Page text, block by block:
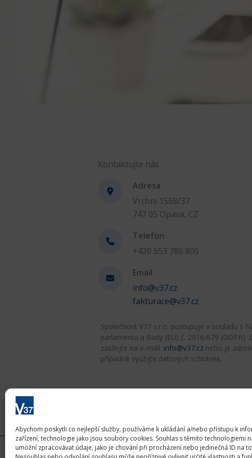
Abychom poskytli co nejlepší služby, používáme k ukládání a/nebo přístupu k
zařízení, technologie jako jsou soubory cookies. Souhlas s těmito technologiemi
umožní zpracovávat údaje, jako je chování při procházení nebo jedinečná ID na
Kontaktujte nás
Adresa
Vrchní 1568/37
747 05 Opava, CZ
Telefon
+420 553 786 800
Email
info@v37.cz
fakturace@v37.cz
Společnost V37 s.r.o. postupuje v souladu s
parlamentu a Rady (EU) č. 2016/679
zasílejte na e-mail: info@v37.cz nebo je
případně využijte datových schránek.